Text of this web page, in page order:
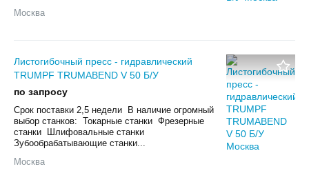
Москва
Листогибочный пресс - гидравлический
TRUMPF TRUMABEND V 50 Б/У
по запросу
Срок поставки 2,5 недели В наличие огромный
выбор станков: Токарные станки Фрезерные
станки Шлифовальные станки
Зубообрабатывающие станки...
Москва